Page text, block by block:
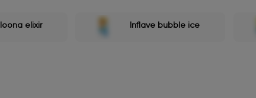
elixir Inflave bubble ice